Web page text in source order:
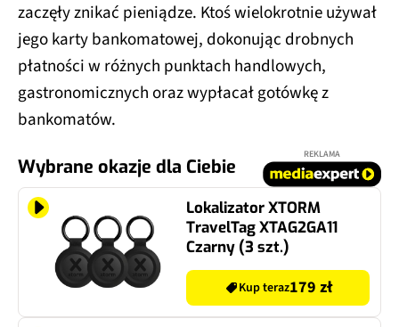
zaczęły znikać pieniądze. Ktoś wielokrotnie używał
jego karty bankomatowej, dokonując drobnych
płatności w różnych punktach handlowych,
gastronomicznych oraz wypłacał gotówkę z
bankomatów.
Wybrane okazje dla Ciebie
REKLAMA
Lokalizator XTORM
TravelTag XTAG2GA11
Czarny (3 szt.)
Kup teraz179 zł